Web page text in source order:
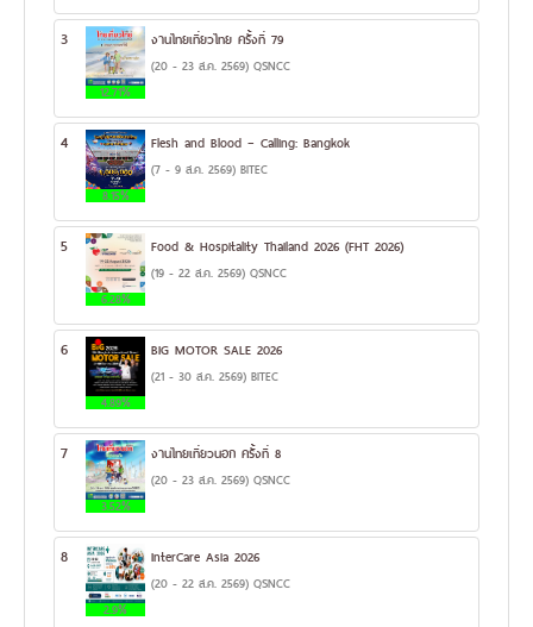
3
12.71%
งานไทยเที่ยวไทย ครั้งที่ 79
(20 - 23 ส.ค. 2569) QSNCC
4
8.15%
Flesh and Blood – Calling: Bangkok
(7 - 9 ส.ค. 2569) BITEC
5
6.28%
Food & Hospitality Thailand 2026 (FHT 2026)
(19 - 22 ส.ค. 2569) QSNCC
6
4.89%
BIG MOTOR SALE 2026
(21 - 30 ส.ค. 2569) BITEC
7
3.52%
งานไทยเที่ยวนอก ครั้งที่ 8
(20 - 23 ส.ค. 2569) QSNCC
8
2.9%
InterCare Asia 2026
(20 - 22 ส.ค. 2569) QSNCC